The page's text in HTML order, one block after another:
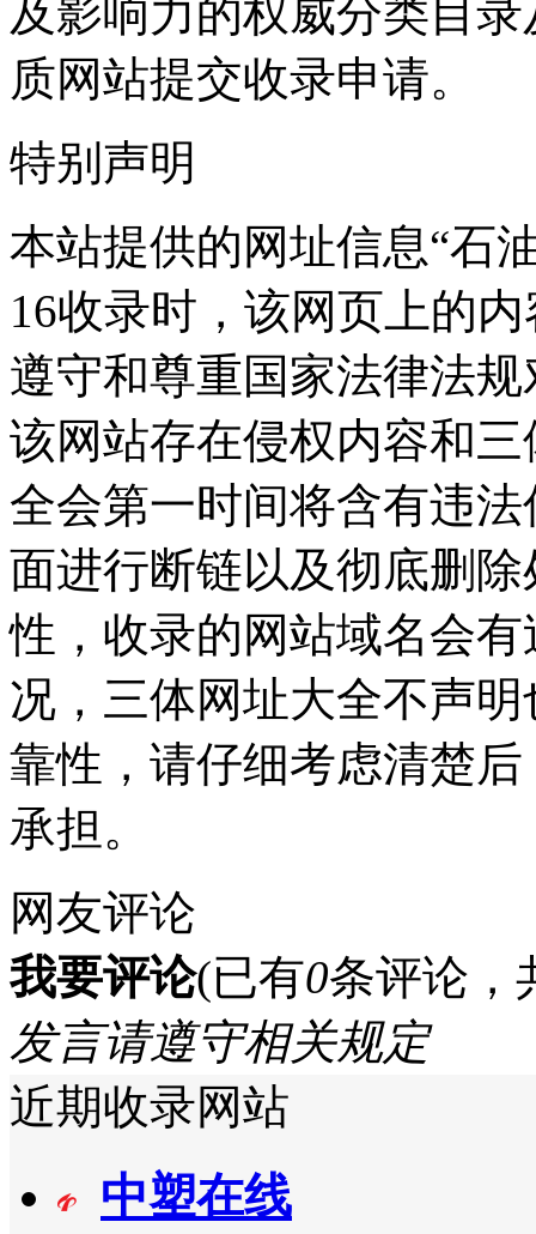
及影响力的权威分类目
质网站提交收录申请。
特别声明
本站提供的网址信息“石
16收录时，该网页上的
遵守和尊重国家法律法
该网站存在侵权内容和
全会第一时间将含有违
面进行断链以及彻底删
性，收录的网站域名会
况，三体网址大全不声
靠性，请仔细考虑清楚
承担。
网友评论
我要评论(已有0条评论，
发言请遵守相关规定
近期收录网站
中塑在线